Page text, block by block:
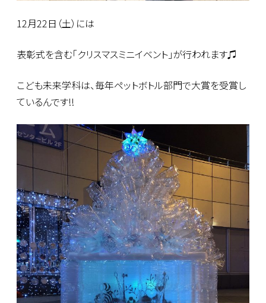
12月22日（土）には
表彰式を含む「クリスマスミニイベント」が行われます♫
こども未来学科は、毎年ペットボトル部門で大賞を受賞し
ているんです!!